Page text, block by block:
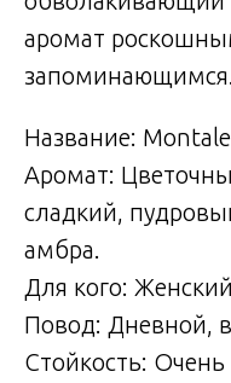
аромат
запоминающимся.
Название:
Аромат:
сладкий,
амбра.
Для кого: Женский
Повод: Дневной,
Стойкость: Очень